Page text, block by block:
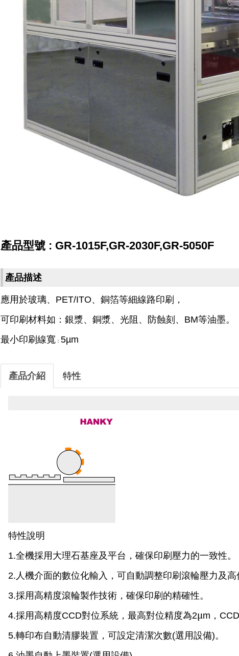
產品型號 : GR-1015F,GR-2030F,GR-5050F
產品描述
應用於玻璃、 PET/ITO、銅箔等細線路印刷，
可印刷材料如：銀漿、銅漿、光阻、防蝕刻、
BM等油墨。
最小印刷線寬： 5µm
產品介紹 特性
特性說明
1.全機採用大理石基座及平台，確保印刷壓力的一致性。
2. 人機介面的數位化輸入，可自動調整印刷滾輪壓力及高
3.採用高精度滾輪製作技術，確保印刷的精確性。
4.採用高精度CCD對位系統，最高對位精度為2μm ， CCD
5.轉印布自動清膠裝置，可設定清潔次數(選用設備)。